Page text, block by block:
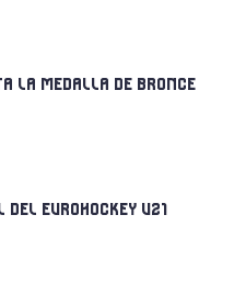
LA MEDALLA DE BRONCE
EUROHOCKEY U21